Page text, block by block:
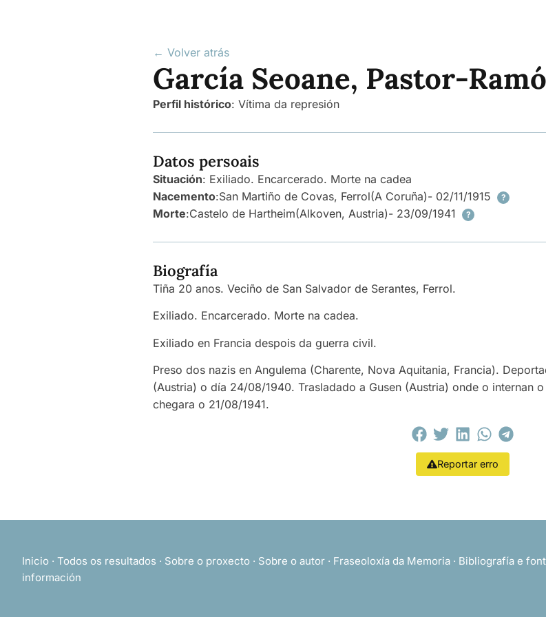
← Volver atrás
García Seoane, Pastor-
Perfil histórico: Vítima da represión
Datos persoais
Situación: Exiliado. Encarcerado. Morte na cadea
Nacemento:San Martiño de Covas, Ferrol(A Coruña)- 02/11/1915 ?
Morte:Castelo de Hartheim(Alkoven, Austria)- 23/09/1941 ?
Biografía
Tiña 20 anos. Veciño de San Salvador de Serantes, Ferrol.
Exiliado. Encarcerado. Morte na cadea.
Exiliado en Francia despois da guerra civil.
Preso dos nazis en Angulema (Charente, Nova Aquitania, Francia).
(Austria) o día 24/08/1940. Trasladado a Gusen (Austria) onde o internan
chegara o 21/08/1941.
Reportar erro
Inicio · Todos os resultados · Sobre o proxecto · Sobre o autor · Fraseoloxía da Memoria · Bibliografía e
información